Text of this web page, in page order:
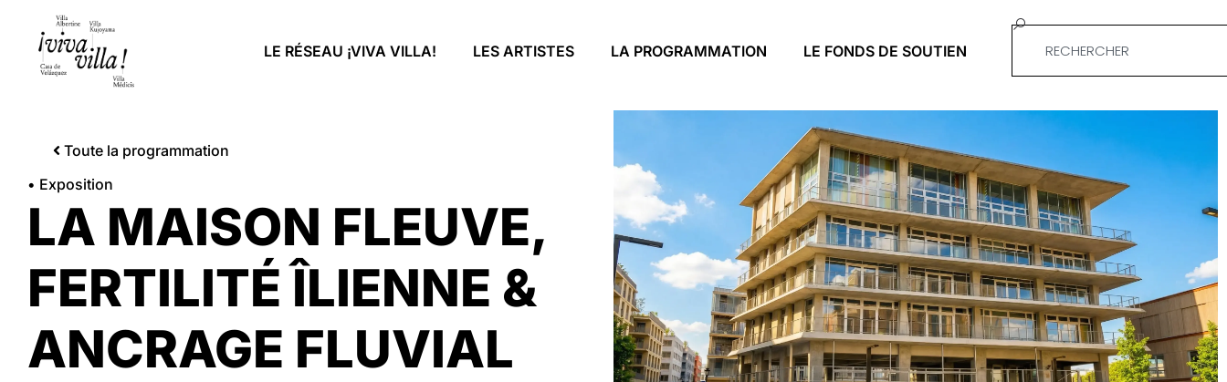
LE RÉSEAU ¡VIVA VILLA! LES ARTISTES LA PROGRAMMATION LE FONDS DE SOUTIEN
Toute la programmation
• Exposition
LA MAISON FLEUVE,
FERTILITÉ ÎLIENNE &
ANCRAGE FLUVIAL